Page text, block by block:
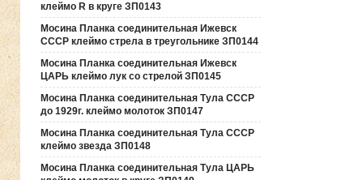
клеймо R в круге ЗП0143
Мосина Планка соединительная Ижевск
СССР клеймо стрела в треугольнике ЗП0144
Мосина Планка соединительная Ижевск
ЦАРЬ клеймо лук со стрелой ЗП0145
Мосина Планка соединительная Тула СССР
до 1929г. клеймо молоток ЗП0147
Мосина Планка соединительная Тула СССР
клеймо звезда ЗП0148
Мосина Планка соединительная Тула ЦАРЬ